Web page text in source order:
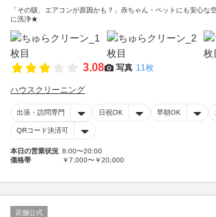
「その咳、エアコンが原因かも？」赤ちゃん・ペットにも安心な
に洗浄★
3.08 写真 11枚
ハウスクリーニング
出張・訪問専門 日祝OK 早朝OK
QRコード決済可
本日の営業状況 8:00〜20:00
価格帯
￥7,000〜￥20,000
店舗公式